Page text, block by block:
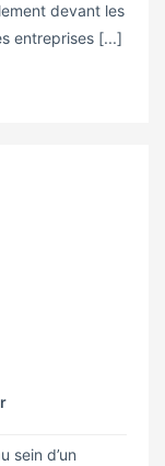
devant les
entreprises [...]
sein d’un